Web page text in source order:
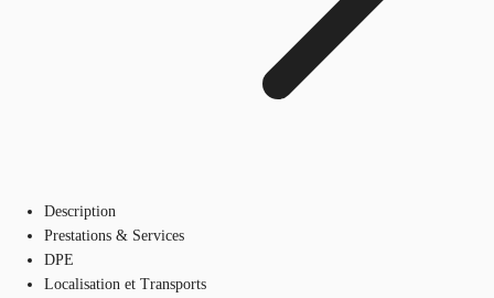
Description
Prestations & Services
DPE
Localisation et Transports